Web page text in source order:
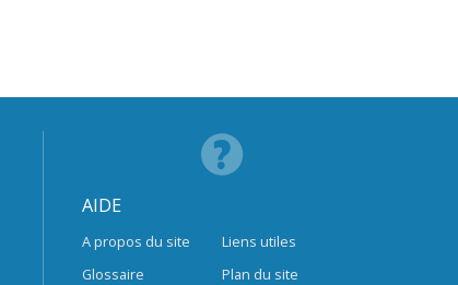
AIDE
A propos du site
Glossaire
Liens utiles
Plan du site